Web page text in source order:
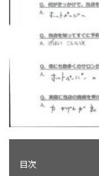
目次